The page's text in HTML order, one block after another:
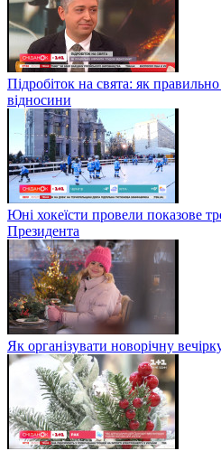
Підробіток на свята: як
відносини
Юні хокеїсти провели показове
Президента
Як організувати новорічну